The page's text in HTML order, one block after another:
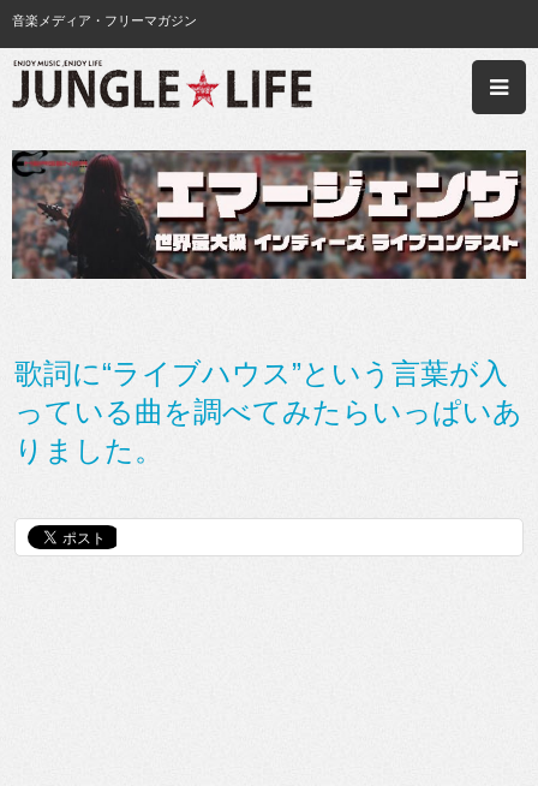
音楽メディア・フリーマガジン
歌詞に“ライブハウス”という言葉が入
っている曲を調べてみたらいっぱいあ
りました。